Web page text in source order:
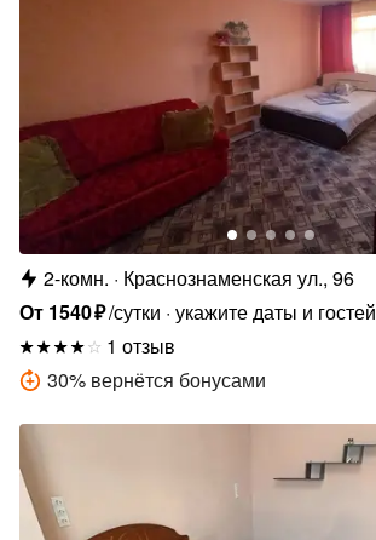
2-комн.
Краснознаменская ул., 96
От 1540₽/сутки укажите даты и гостей
1 отзыв
30% вернётся бонусами